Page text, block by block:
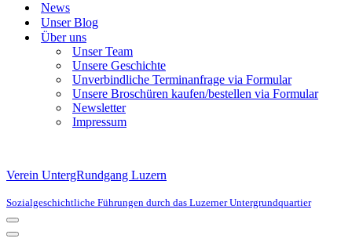
News
Unser Blog
Über uns
Unser Team
Unsere Geschichte
Unverbindliche Terminanfrage via Formular
Unsere Broschüren kaufen/bestellen via Formular
Newsletter
Impressum
Verein UntergRundgang Luzern
Sozialgeschichtliche Führungen durch das Luzerner Untergrundquartier
Navigationsmenü
Navigationsmenü